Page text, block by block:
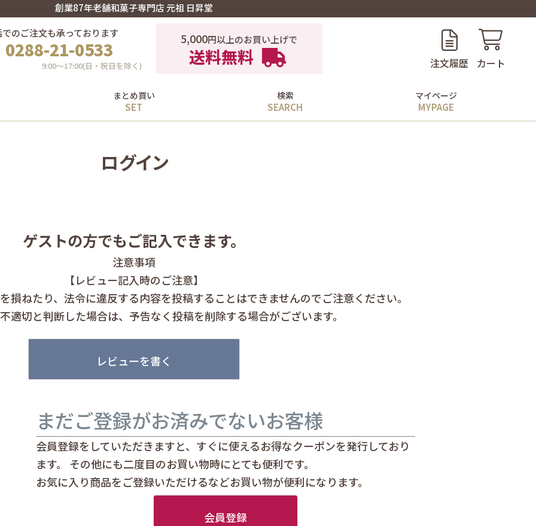
創業87年老舗和菓子専門店 元祖 日昇堂
のご注文も承っております
0288-21-0533
9:00〜17:00(日・祝日を除く)
5,000円以上のお買い上げで
送料無料 注文履歴 カート
まとめ買い 検索 マイページ
ログイン
ゲストの方でもご記入できます。
注意事項
【レビュー記入時のご注意】
損ねたり、法令に違反する内容を投稿することはできませんのでご注意ください。
適切と判断した場合は、予告なく投稿を削除する場合がございます。
レビューを書く
まだご登録がお済みでないお客様
会員登録をしていただきますと、すぐに使えるお得なクーポンを発行しており
ます。 その他にも二度目のお買い物時にとても便利です。
お気に入り商品をご登録いただけるなどお買い物が便利になります。
会員登録